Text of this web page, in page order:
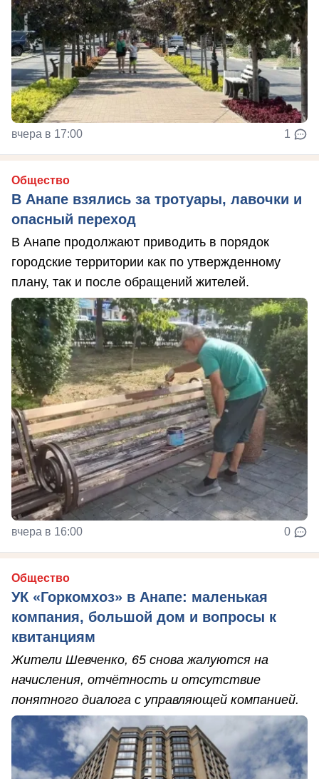
вчера в 17:00 1
Общество
В Анапе взялись за тротуары, лавочки и
опасный переход
В Анапе продолжают приводить в порядок
городские территории как по утвержденному
плану, так и после обращений жителей.
вчера в 16:00 0
Общество
УК «Горкомхоз» в Анапе: маленькая
компания, большой дом и вопросы к
квитанциям
Жители Шевченко, 65 снова жалуются на
начисления, отчётность и отсутствие
понятного диалога с управляющей компанией.